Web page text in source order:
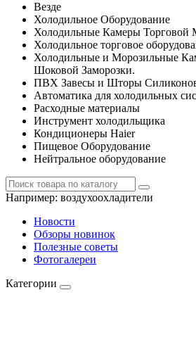
Везде
Холодильное Оборудование
Холодильные Камеры
Холодильное торговое
Холодильные и Морозильные
Шоковой Заморозки.
ПВХ Завесы и Шторы
Автоматика для холодильных
Расходные материалы
Инструмент холодильщика
Кондиционеры Haier
Пищевое Оборудование
Нейтральное оборудование
Например: воздухоохладители
Новости
Обзоры новинок
Полезные советы
Фотогалереи
Категории